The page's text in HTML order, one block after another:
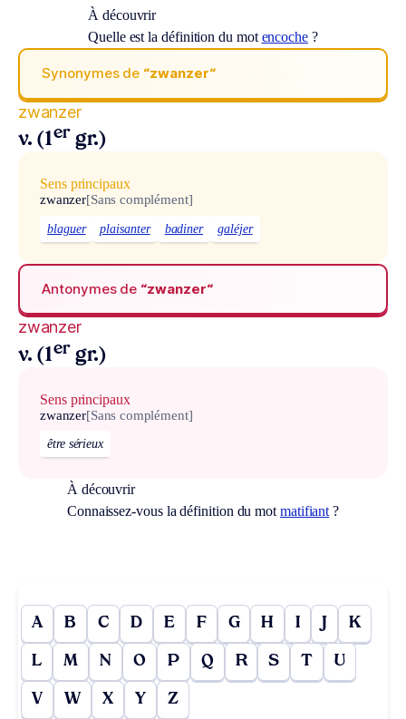
À découvrir
Quelle est la définition du mot encoche ?
Synonymes de “zwanzer“
zwanzer
v. (1er gr.)
Sens principaux
zwanzer[Sans complément]
blaguer plaisanter badiner galéjer
Antonymes de “zwanzer“
zwanzer
v. (1er gr.)
Sens principaux
zwanzer[Sans complément]
être sérieux
À découvrir
Connaissez-vous la définition du motmatifiant?
A B C D E F G H I J K
L M N O P Q R S T U
V W X Y Z